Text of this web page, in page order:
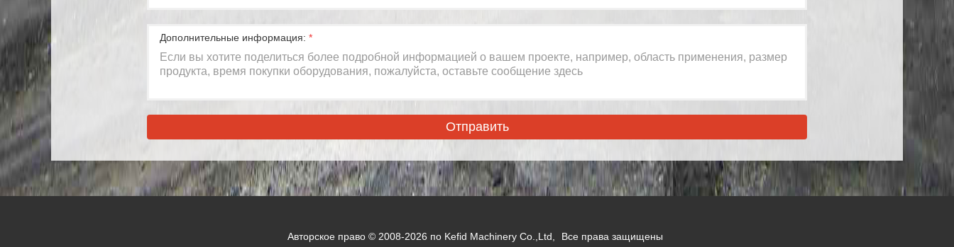
Дополнительные информация: *
Авторское право © 2008-2026 по Kefid Machinery Co.,Ltd, Все права защищены